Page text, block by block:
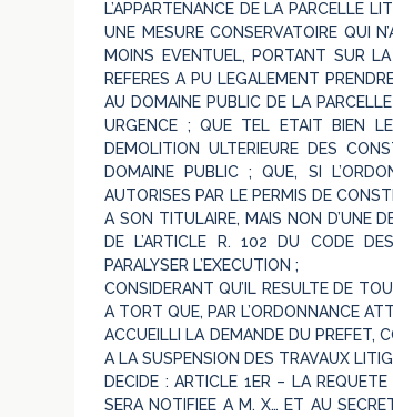
L’APPARTENANCE DE LA PARCELLE
UNE MESURE CONSERVATOIRE QUI
MOINS EVENTUEL, PORTANT SUR
REFERES A PU LEGALEMENT
AU DOMAINE PUBLIC DE LA
URGENCE ; QUE TEL ETAIT BIEN
DEMOLITION ULTERIEURE DES
DOMAINE PUBLIC ; QUE, SI
AUTORISES PAR LE PERMIS DE
A SON TITULAIRE, MAIS NON D’UNE
DE L’ARTICLE R. 102 DU CODE
PARALYSER L’EXECUTION ;
CONSIDERANT QU’IL RESULTE DE
A TORT QUE, PAR L’ORDONNANCE
ACCUEILLI LA DEMANDE DU PREFET,
A LA SUSPENSION DES TRAVAUX
DECIDE : ARTICLE 1ER – LA
SERA NOTIFIEE A M. X… ET AU